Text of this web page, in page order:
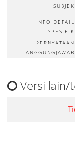
SUBJEK
INFO DETAIL
SPESIFIK
PERNYATAAN
TANGGUNGJAWAB
Versi lain/